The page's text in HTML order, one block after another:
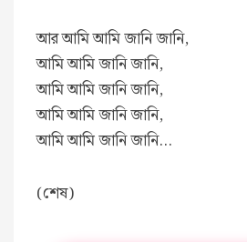
আর আমি আমি জানি জানি,
আমি আমি জানি জানি,
আমি আমি জানি জানি,
আমি আমি জানি জানি,
আমি আমি জানি জানি…
(শেষ)